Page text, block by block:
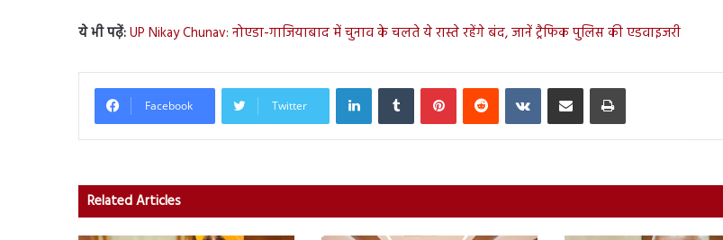
ये भी पढ़ें:UP Nikay Chunav: नोएडा-गाजियाबाद में चुनाव के चलते ये रास्ते रहेंगे बंद, जानें ट्रैफिक पुलिस की एडवाइजरी
Facebook Twitter
LinkedInTumblr PinterestReddit VKontakteShare via Email Print
Related Articles